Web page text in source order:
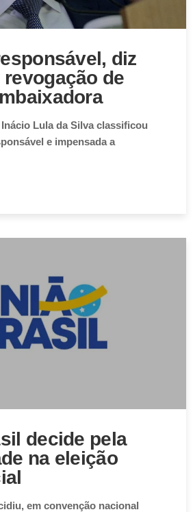
Usamos cookies, garantindo
site.
diz
de
Lula da Silva classificou
e impensada a
decide pela
na eleição
em convenção nacional